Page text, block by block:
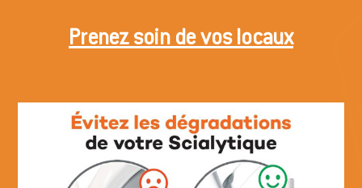
Prenez soin de vos locaux